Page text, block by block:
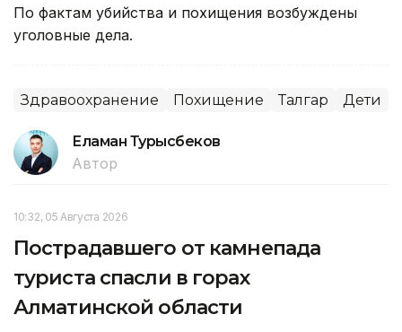
По фактам убийства и похищения возбуждены
уголовные дела.
Здравоохранение Похищение Талгар Дети
Еламан Турысбеков
Автор
10:32, 05 Августа 2026
Пострадавшего от камнепада
туриста спасли в горах
Алматинской области